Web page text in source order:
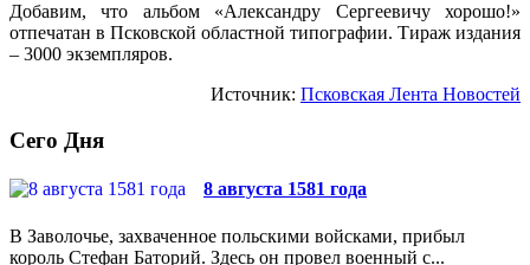
Добавим, что альбом «Александру Сергеевичу хорошо!»
отпечатан в Псковской областной типографии. Тираж издания
– 3000 экземпляров.
Источник: Псковская Лента Новостей
Сего Дня
8 августа 1581 года
В Заволочье, захваченное польскими войсками, прибыл
король Стефан Баторий. Здесь он провел военный с...